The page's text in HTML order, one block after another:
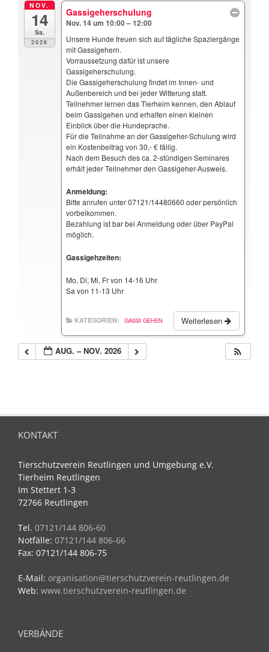
NOV.
14
Sa.
2026
Gassigeherschulung
Nov. 14 um 10:00 – 12:00
Unsere Hunde freuen sich auf tägliche Spaziergänge
mit Gassigehern.
Vorraussetzung dafür ist unsere
Gassigeherschulung.
Die Gassigeherschulung findet im Innen- und
Außenbereich und bei jeder Witterung statt.
Teilnehmer lernen das Tierheim kennen, den Ablauf
beim Gassigehen und erhalten einen kleinen
Einblick über die Hundeprache.
Für die Teilnahme an der Gassigeher-Schulung wird
ein Kostenbeitrag von 30,- € fällig.
Nach dem Besuch des ca. 2-stündigen Seminares
erhält jeder Teilnehmer den Gassigeher-Ausweis.
Anmeldung:
Bitte anrufen unter 07121/14480660 oder persönlich
vorbeikommen.
Bezahlung ist bar bei Anmeldung oder über PayPal
möglich.
Gassigehzeiten:
Mo, Di, Mi, Fr von 14-16 Uhr
Sa von 11-13 Uhr
Weiterlesen
KATEGORIEN: GASSI GEHEN
AUG. – NOV. 2026
KONTAKT
Tierschutzverein Reutlingen und Umgebung e.V.
Tierheim Reutlingen
Im Stettert 1-3
72766 Reutlingen
Tel. 07121/144 806-60
Notfälle: 07121/144 806-66
Fax: 07121/144 806-75
E-Mail: organisation@tierschutzverein-reutlingen.de
Web: www.tierschutzverein-reutlingen.de
VERBÄNDE